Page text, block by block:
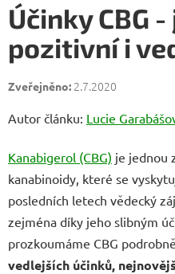
Účinky CBG
pozitivní i
2.7.2020
Autor článku: Lucie
Kanabigerol (CBG) je jednou
kanabinoidy, které se
posledních letech vědecký
zejména díky jeho slibným
prozkoumáme CBG
vedlejších účinků,